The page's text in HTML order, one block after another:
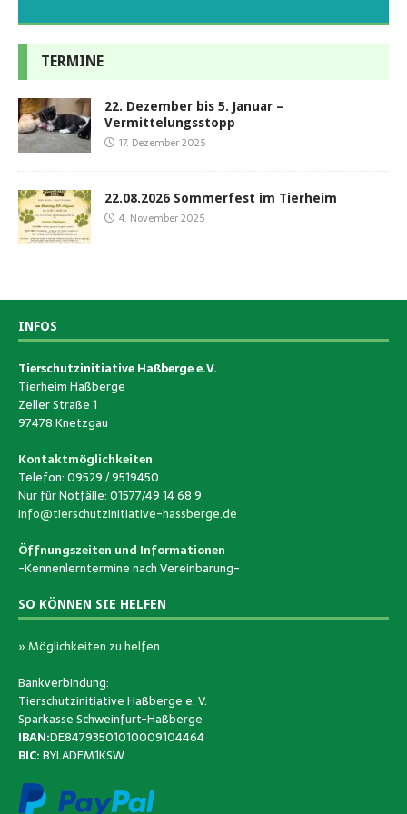
TERMINE
22. Dezember bis 5. Januar –
Vermittelungsstopp
17. Dezember 2025
22.08.2026 Sommerfest im Tierheim
4. November 2025
INFOS
Tierschutzinitiative Haßberge e.V.
Tierheim Haßberge
Zeller Straße 1
97478 Knetzgau
Kontaktmöglichkeiten
Telefon: 09529 / 9519450
Nur für Notfälle: 01577/49 14 68 9
info@tierschutzinitiative-hassberge.de
Öffnungszeiten und Informationen
-Kennenlerntermine nach Vereinbarung-
SO KÖNNEN SIE HELFEN
» Möglichkeiten zu helfen
Bankverbindung:
Tierschutzinitiative Haßberge e. V.
Sparkasse Schweinfurt-Haßberge
IBAN:DE84793501010009104464
BIC:BYLADEM1KSW